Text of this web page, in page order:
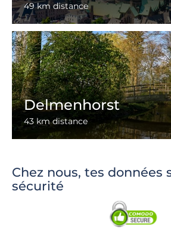
49 km distance
Delmenhorst
43 km distance
Chez nous, tes données
sécurité